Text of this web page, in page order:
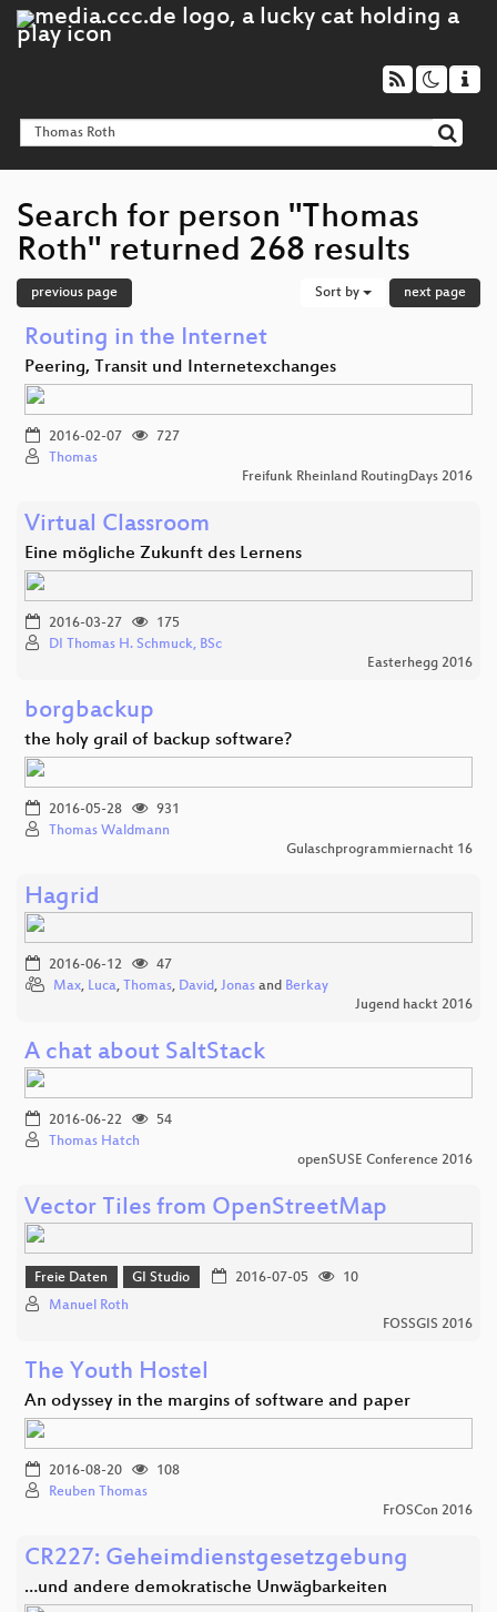
Search for person "Thomas
Roth" returned 268 results
previous page Sort by next page
Routing in the Internet
Peering, Transit und Internetexchanges
2016-02-07
727
Thomas
Freifunk Rheinland RoutingDays 2016
Virtual Classroom
Eine mögliche Zukunft des Lernens
2016-03-27
175
DI Thomas H. Schmuck, BSc
Easterhegg 2016
borgbackup
the holy grail of backup software?
2016-05-28
931
Thomas Waldmann
Gulaschprogrammiernacht 16
Hagrid
2016-06-12
47
Max, Luca, Thomas, David, Jonas and Berkay
Jugend hackt 2016
A chat about SaltStack
2016-06-22
54
Thomas Hatch
openSUSE Conference 2016
Vector Tiles from OpenStreetMap
Freie Daten GI Studio 2016-07-05
10
Manuel Roth
FOSSGIS 2016
The Youth Hostel
An odyssey in the margins of software and paper
2016-08-20
108
Reuben Thomas
FrOSCon 2016
CR227: Geheimdienstgesetzgebung
…und andere demokratische Unwägbarkeiten